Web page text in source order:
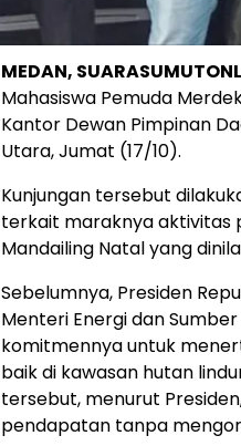
MEDAN,
Mahasiswa Pemuda
Kantor Dewan Pimpinan
Utara, Jumat (17/10).
Kunjungan tersebut
terkait maraknya aktivitas
Mandailing Natal yang
Sebelumnya, Presiden
Menteri Energi dan
komitmennya untuk
baik di kawasan hutan
tersebut, menurut
pendapatan tanpa